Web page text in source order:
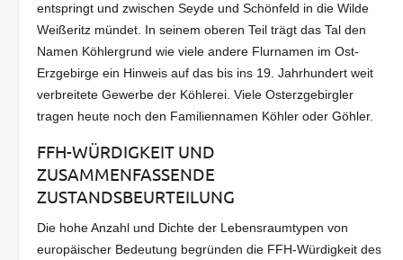
entspringt und zwischen Seyde und Schönfeld in die Wilde
Weißeritz mündet. In seinem oberen Teil trägt das Tal den
Namen Köhlergrund wie viele andere Flurnamen im Ost-
Erzgebirge ein Hinweis auf das bis ins 19. Jahrhundert weit
verbreitete Gewerbe der Köhlerei. Viele Osterzgebirgler
tragen heute noch den Familiennamen Köhler oder Göhler.
FFH-WÜRDIGKEIT UND
ZUSAMMENFASSENDE
ZUSTANDSBEURTEILUNG
Die hohe Anzahl und Dichte der Lebensraumtypen von
europäischer Bedeutung begründen die FFH-Würdigkeit des